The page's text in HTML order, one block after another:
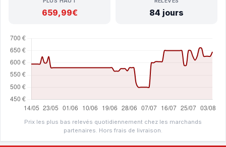
659,99€ 84 jours
Prix les plus bas relevés quotidiennement chez les marchands
partenaires. Hors frais de livraison.